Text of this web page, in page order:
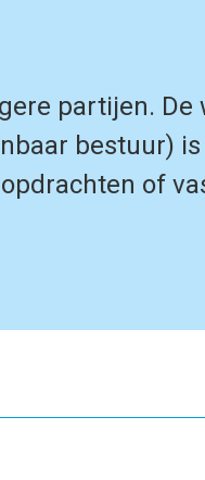
partijen. De
bestuur)
of